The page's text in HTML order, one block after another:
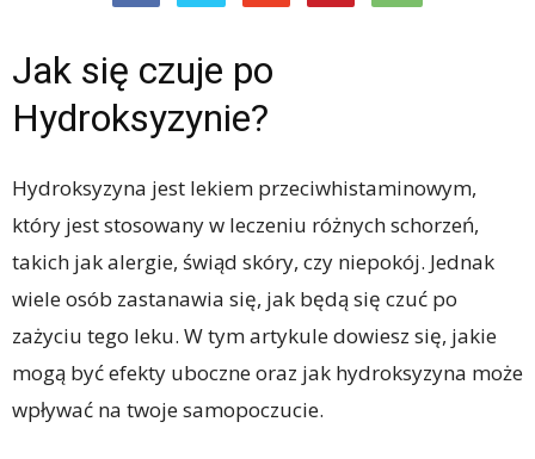
Jak się czuje po
Hydroksyzynie?
Hydroksyzyna jest lekiem przeciwhistaminowym,
który jest stosowany w leczeniu różnych schorzeń,
takich jak alergie, świąd skóry, czy niepokój. Jednak
wiele osób zastanawia się, jak będą się czuć po
zażyciu tego leku. W tym artykule dowiesz się, jakie
mogą być efekty uboczne oraz jak hydroksyzyna może
wpływać na twoje samopoczucie.